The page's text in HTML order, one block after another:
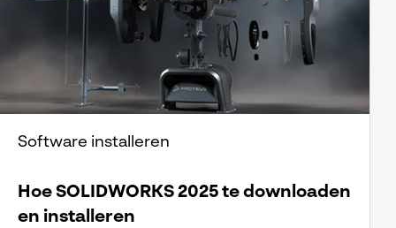
Software installeren
Hoe SOLIDWORKS 2025 te downloaden
en installeren